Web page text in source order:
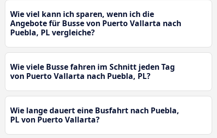
Wie viel kann ich sparen, wenn ich die
Angebote für Busse von Puerto Vallarta nach
Puebla, PL vergleiche?
Wie viele Busse fahren im Schnitt jeden Tag
von Puerto Vallarta nach Puebla, PL?
Wie lange dauert eine Busfahrt nach Puebla,
PL von Puerto Vallarta?